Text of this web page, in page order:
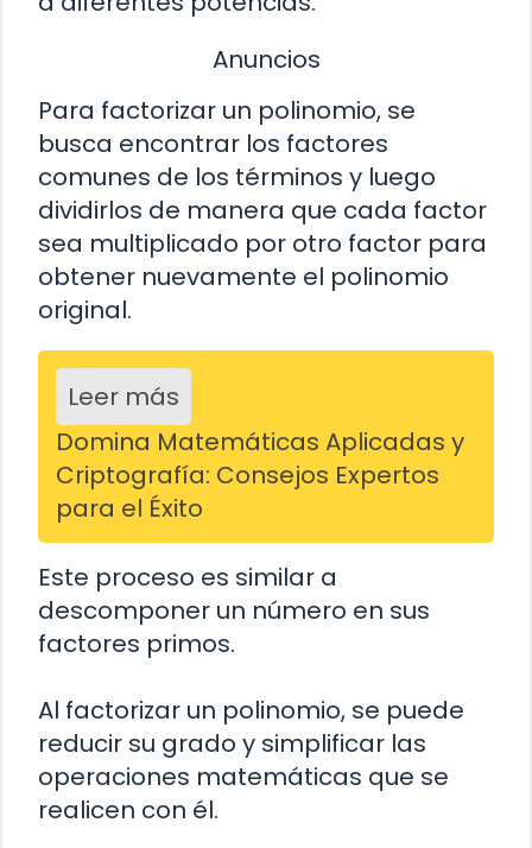
Anuncios
Para factorizar un polinomio, se
busca encontrar los factores
comunes de los términos y luego
dividirlos de manera que cada factor
sea multiplicado por otro factor para
obtener nuevamente el polinomio
original.
Leer más
Domina Matemáticas Aplicadas y
Criptografía: Consejos Expertos
para el Éxito
Este proceso es similar a
descomponer un número en sus
factores primos.
Al factorizar un polinomio, se puede
reducir su grado y simplificar las
operaciones matemáticas que se
realicen con él.